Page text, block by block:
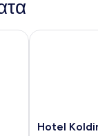
Hotel
Hotel
Hotel Kolding